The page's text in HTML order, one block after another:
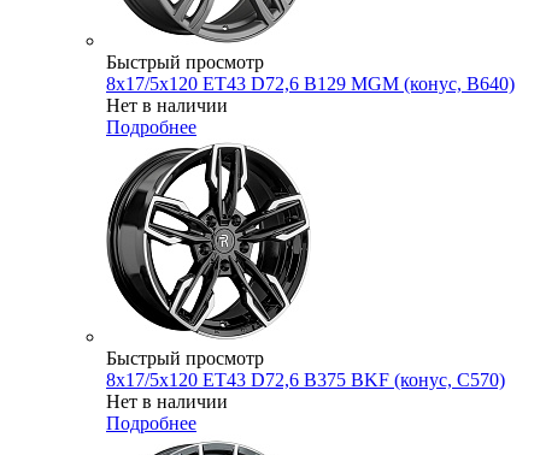
Быстрый просмотр
8x17/5x120 ET43 D72,6 B129 MGM (конус, B640)
Нет в наличии
Подробнее
Быстрый просмотр
8x17/5x120 ET43 D72,6 B375 BKF (конус, C570)
Нет в наличии
Подробнее